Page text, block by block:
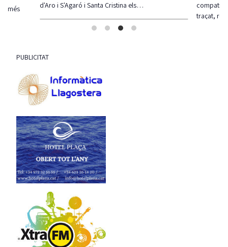
més
d'Aro i S'Agaró i Santa Cristina els…
traçat,
PUBLICITAT